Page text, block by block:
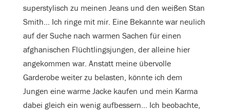
superstylisch zu meinen Jeans und den weißen Stan
Smith… Ich ringe mit mir. Eine Bekannte war neulich
auf der Suche nach warmen Sachen für einen
afghanischen Flüchtlingsjungen, der alleine hier
angekommen war. Anstatt meine übervolle
Garderobe weiter zu belasten, könnte ich dem
Jungen eine warme Jacke kaufen und mein Karma
dabei gleich ein wenig aufbessern… Ich beobachte,